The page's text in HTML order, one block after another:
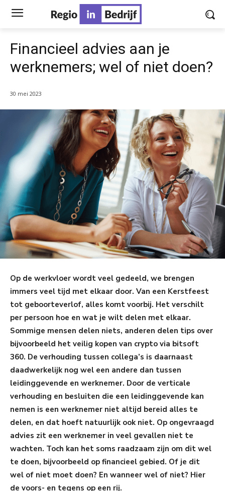
Financieel advies aan je
werknemers; wel of niet doen?
30 mei 2023
Op de werkvloer wordt veel gedeeld, we brengen
immers veel tijd met elkaar door. Van een Kerstfeest
tot geboorteverlof, alles komt voorbij. Het verschilt
per persoon hoe en wat je wilt delen met elkaar.
Sommige mensen delen niets, anderen delen tips over
bijvoorbeeld het veilig kopen van crypto via bitsoft
360. De verhouding tussen collega’s is daarnaast
daadwerkelijk nog wel een andere dan tussen
leidinggevende en werknemer. Door de verticale
verhouding en besluiten die een leidinggevende kan
nemen is een werknemer niet altijd bereid alles te
delen, en dat hoeft natuurlijk ook niet. Op ongevraagd
advies zit een werknemer in veel gevallen niet te
wachten. Toch kan het soms raadzaam zijn om dit wel
te doen, bijvoorbeeld op financieel gebied. Of je dit
wel of niet moet doen? En wanneer wel of niet? Hier
de voors- en tegens op een rij.